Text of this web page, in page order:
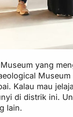
yang
Kalau mau
di distrik ini.
lain.